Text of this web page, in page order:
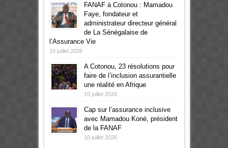
FANAF à Cotonou : Mamadou
Faye, fondateur et
administrateur directeur général
de La Sénégalaise de
l’Assurance Vie
10 juillet 2026
A Cotonou, 23 résolutions pour
faire de l’inclusion assurantielle
une réalité en Afrique
10 juillet 2026
Cap sur l’assurance inclusive
avec Mamadou Koné, président
de la FANAF
10 juillet 2026